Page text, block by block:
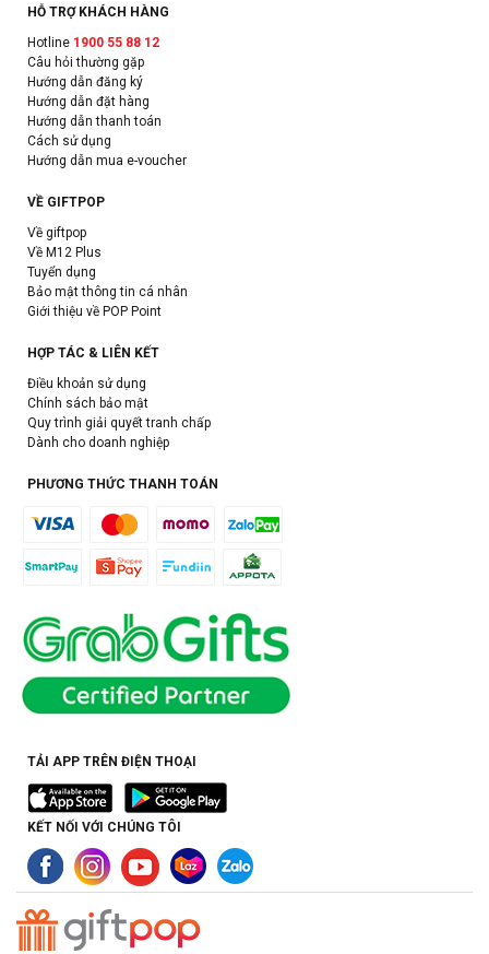
HỖ TRỢ KHÁCH HÀNG
Hotline 1900 55 88 12
Câu hỏi thường gặp
Hướng dẫn đăng ký
Hướng dẫn đặt hàng
Hướng dẫn thanh toán
Cách sử dụng
Hướng dẫn mua e-voucher
VỀ GIFTPOP
Về giftpop
Về M12 Plus
Tuyển dụng
Bảo mật thông tin cá nhân
Giới thiệu về POP Point
HỢP TÁC & LIÊN KẾT
Điều khoản sử dụng
Chính sách bảo mật
Quy trình giải quyết tranh chấp
Dành cho doanh nghiệp
PHƯƠNG THỨC THANH TOÁN
TẢI APP TRÊN ĐIỆN THOẠI
KẾT NỐI VỚI CHÚNG TÔI